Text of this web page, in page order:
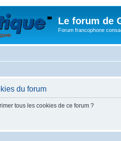
Le forum de
Forum francophone
du forum
tous les cookies de ce forum ?